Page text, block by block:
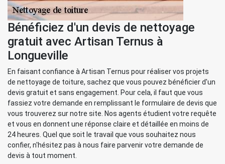
Bénéficiez d'un devis de nettoyage
gratuit avec Artisan Ternus à
Longueville
En faisant confiance à Artisan Ternus pour réaliser vos projets
de nettoyage de toiture, sachez que vous pouvez bénéficier d'un
devis gratuit et sans engagement. Pour cela, il faut que vous
fassiez votre demande en remplissant le formulaire de devis que
vous trouverez sur notre site. Nos agents étudient votre requête
et vous en donnent une réponse claire et détaillée en moins de
24 heures. Quel que soit le travail que vous souhaitez nous
confier, n'hésitez pas à nous faire parvenir votre demande de
devis à tout moment.